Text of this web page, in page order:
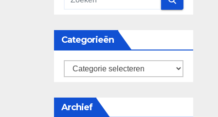
Categorieën
categorieën
Archief